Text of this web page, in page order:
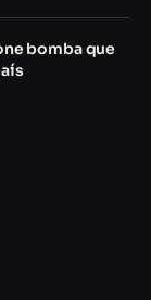
bomba que